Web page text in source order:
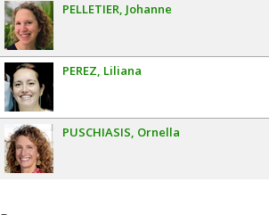
PELLETIER Johanne
PEREZ Liliana
PUSCHIASIS Ornella